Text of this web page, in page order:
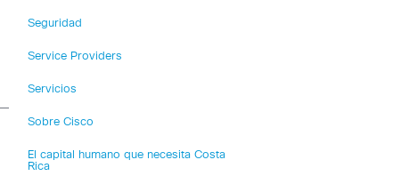
Seguridad
Service Providers
Servicios
Sobre Cisco
El capital humano que necesita Costa
Rica